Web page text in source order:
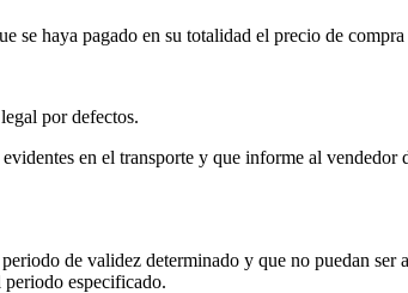
se haya pagado en su totalidad el precio de
por defectos.
en el transporte y que informe al
de validez determinado y que no puedan
especificado.